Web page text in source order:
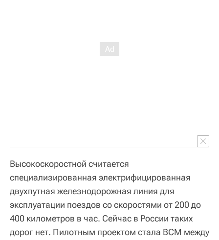
Высокоскоростной считается
специализированная электрифицированная
двухпутная железнодорожная линия для
эксплуатации поездов со скоростями от 200 до
400 километров в час. Сейчас в России таких
дорог нет. Пилотным проектом стала ВСМ между